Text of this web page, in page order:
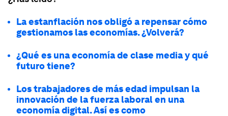
La estanflación nos obligó a repensar cómo
gestionamos las economías. ¿Volverá?
¿Qué es una economía de clase media y qué
futuro tiene?
Los trabajadores de más edad impulsan la
innovación de la fuerza laboral en una
economía digital. Así es como